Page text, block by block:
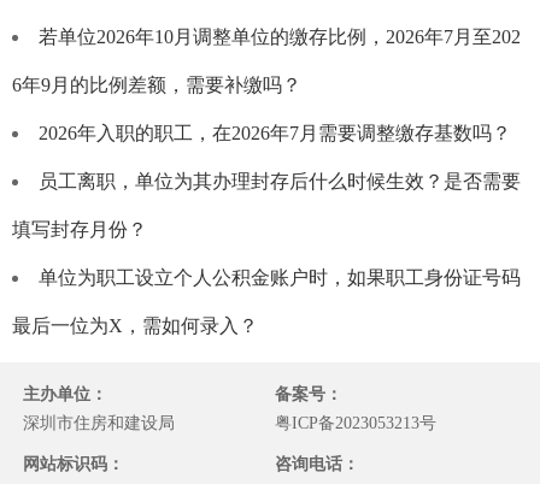
若单位2026年10月调整单位的缴存比例，2026年7月至202
6年9月的比例差额，需要补缴吗？
2026年入职的职工，在2026年7月需要调整缴存基数吗？
员工离职，单位为其办理封存后什么时候生效？是否需要
填写封存月份？
单位为职工设立个人公积金账户时，如果职工身份证号码
最后一位为X，需如何录入？
主办单位：
深圳市住房和建设局
备案号：
粤ICP备2023053213号
网站标识码： 咨询电话：